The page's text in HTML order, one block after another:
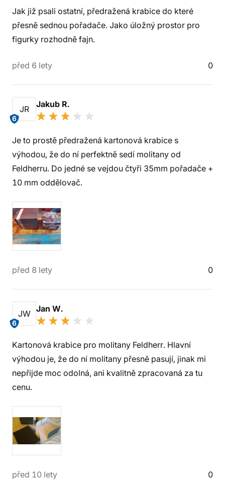
Jak již psali ostatní, předražená krabice do které
přesně sednou pořadače. Jako úložný prostor pro
figurky rozhodně fajn.
před 6 lety 0
JR
6
Jakub R.
Je to prostě předražená kartonová krabice s
výhodou, že do ní perfektně sedí molitany od
Feldherru. Do jedné se vejdou čtyři 35mm pořadače +
10 mm oddělovač.
před 8 lety 0
JW
6
Jan W.
Kartonová krabice pro molitany Feldherr. Hlavní
výhodou je, že do ní molitany přesně pasují, jinak mi
nepřijde moc odolná, ani kvalitně zpracovaná za tu
cenu.
před 10 lety 0